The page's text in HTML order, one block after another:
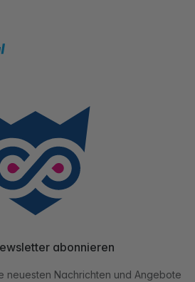
abonnieren
neuesten Nachrichten und Angebote